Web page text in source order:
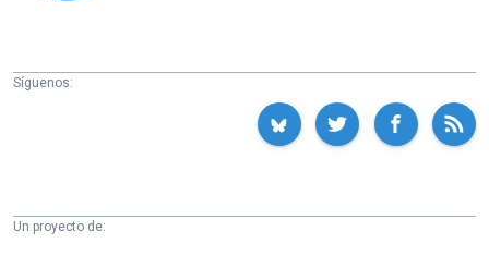
Síguenos:
Un proyecto de: